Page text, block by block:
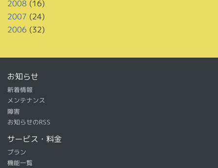
2008 (16)
2007 (24)
2006 (32)
お知らせ
新着情報
メンテナンス
障害
お知らせのRSS
サービス・料金
プラン
機能一覧